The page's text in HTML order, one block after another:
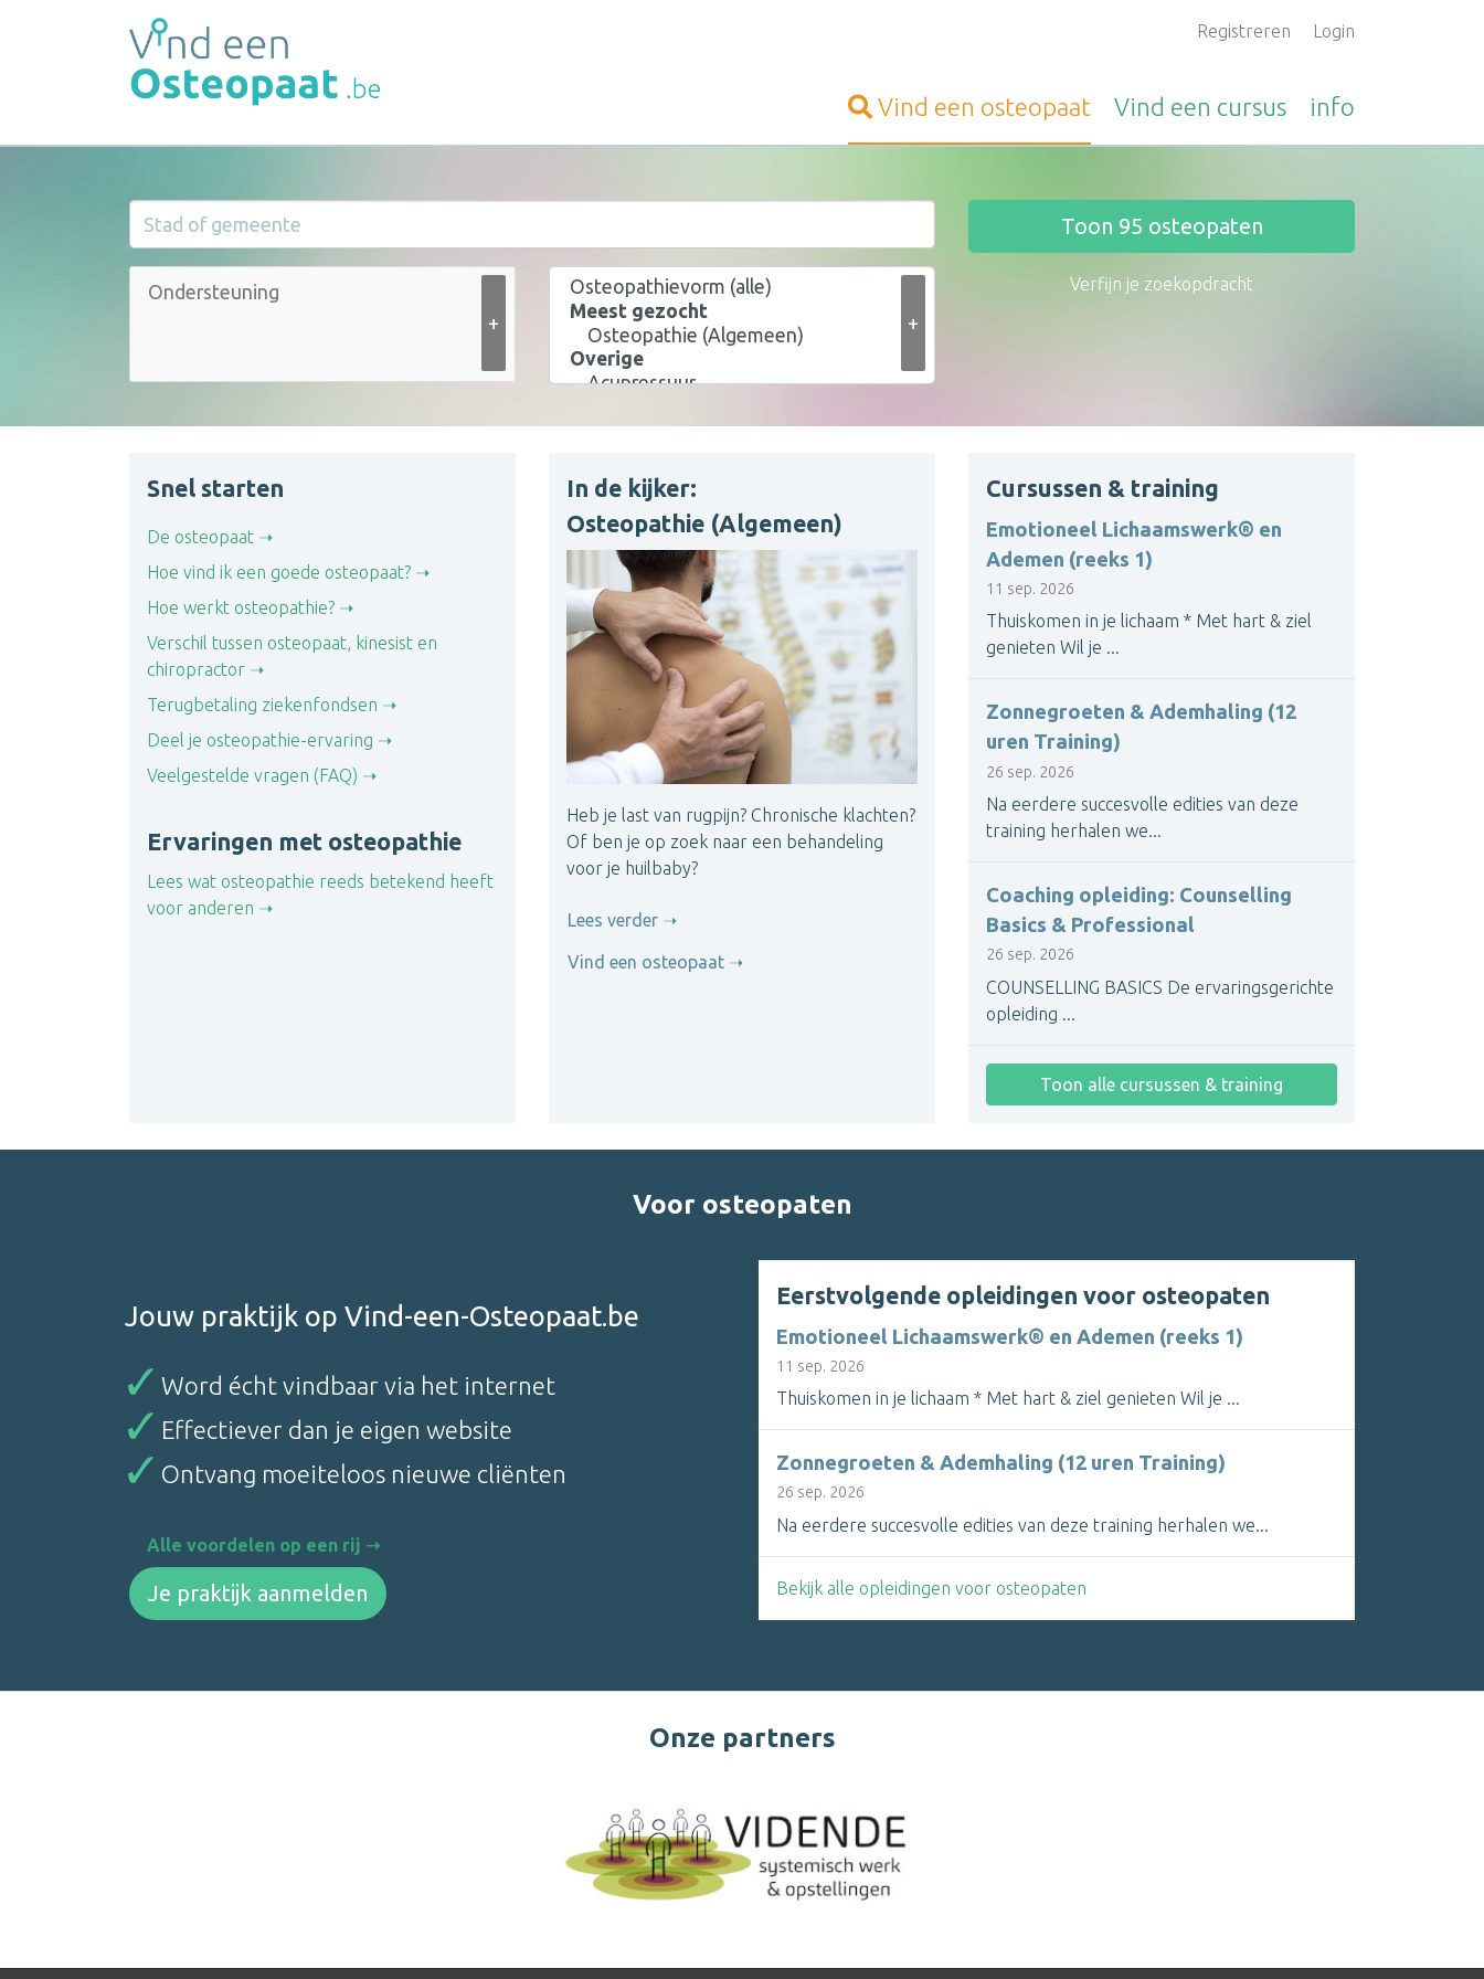
Registreren Login
Vind een osteopaat Vind een cursus info
+ +
Toon 95 osteopaten
Verfijn je zoekopdracht
Snel starten
De osteopaat
Hoe vind ik een goede osteopaat?
Hoe werkt osteopathie?
Verschil tussen osteopaat, kinesist en
chiropractor
Terugbetaling ziekenfondsen
Deel je osteopathie-ervaring
Veelgestelde vragen (FAQ)
Ervaringen met osteopathie
Lees wat osteopathie reeds betekend heeft
voor anderen
In de kijker:
Osteopathie (Algemeen)
Heb je last van rugpijn? Chronische klachten?
Of ben je op zoek naar een behandeling
voor je huilbaby?
Lees verder
Vind een osteopaat
Cursussen & training
Emotioneel Lichaamswerk® en
Ademen (reeks 1)
11 sep. 2026
Thuiskomen in je lichaam * Met hart & ziel
genieten Wil je ...
Zonnegroeten & Ademhaling (12
uren Training)
26 sep. 2026
Na eerdere succesvolle edities van deze
training herhalen we...
Coaching opleiding: Counselling
Basics & Professional
26 sep. 2026
COUNSELLING BASICS De ervaringsgerichte
opleiding ...
Toon alle cursussen & training
Voor osteopaten
Jouw praktijk op Vind-een-Osteopaat.be
Word écht vindbaar via het internet
Effectiever dan je eigen website
Ontvang moeiteloos nieuwe cliënten
Alle voordelen op een rij
Je praktijk aanmelden
Eerstvolgende opleidingen voor osteopaten
Emotioneel Lichaamswerk® en Ademen (reeks 1)
11 sep. 2026
Thuiskomen in je lichaam * Met hart & ziel genieten Wil je ...
Zonnegroeten & Ademhaling (12 uren Training)
26 sep. 2026
Na eerdere succesvolle edities van deze training herhalen we...
Bekijk alle opleidingen voor osteopaten
Onze partners